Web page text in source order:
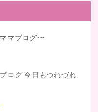
マブログ〜
ログ 今日もつれづれ